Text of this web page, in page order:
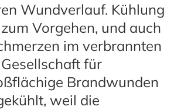
Wundverlauf. Kühlung
Vorgehen, und auch
im verbrannten
für
Brandwunden
weil die